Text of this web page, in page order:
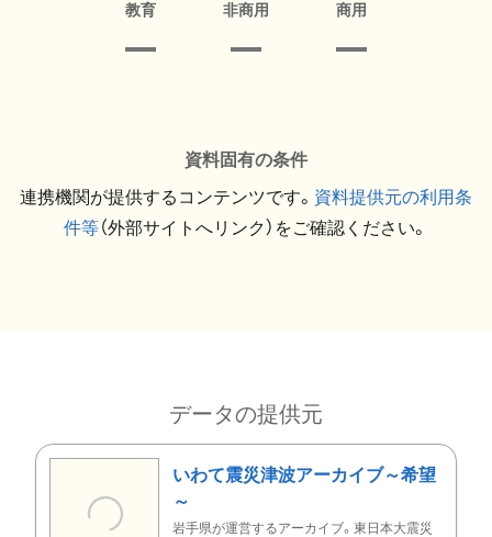
教育 非商用 商用
資料固有の条件
連携機関が提供するコンテンツです。 資料提供元の利用条
件等（外部サイトへリンク）をご確認ください。
データの提供元
いわて震災津波アーカイブ～希望
～
岩手県が運営するアーカイブ。東日本大震災